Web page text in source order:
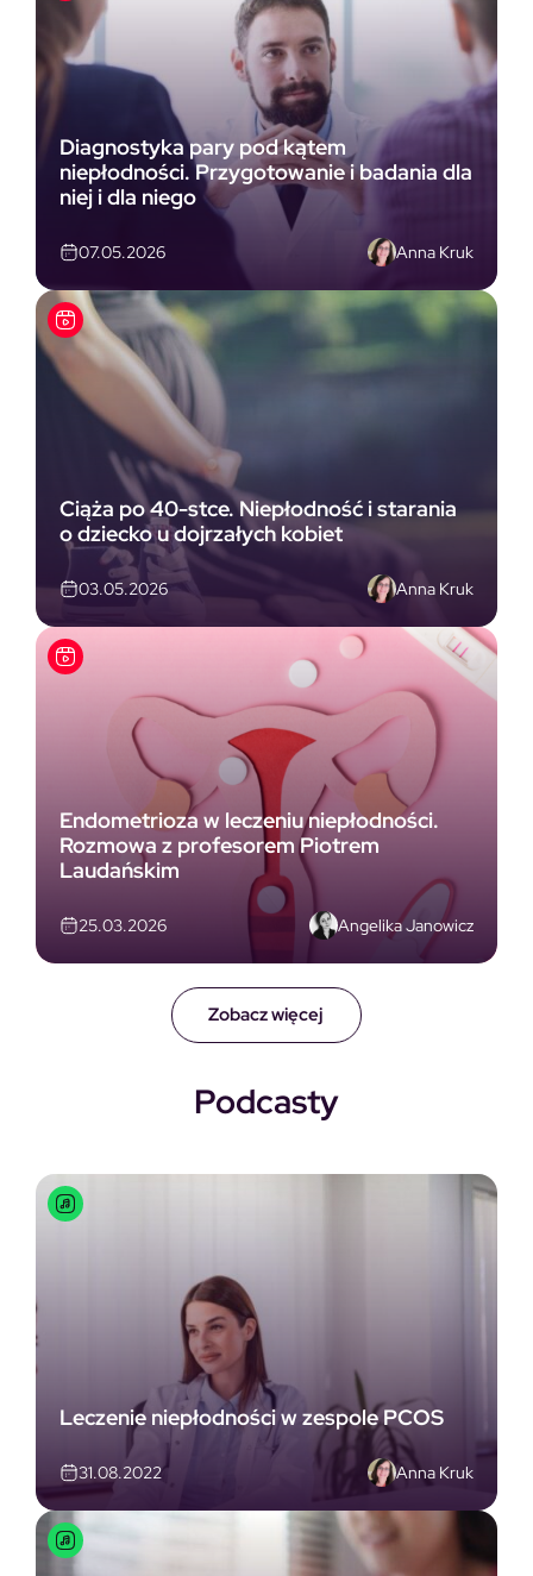
Zobacz więcej
Diagnostyka pary pod kątem
niepłodności. Przygotowanie i badania dla
niej i dla niego
07.05.2026 Anna Kruk
Ciąża po 40-stce. Niepłodność i starania
o dziecko u dojrzałych kobiet
03.05.2026 Anna Kruk
Endometrioza w leczeniu niepłodności.
Rozmowa z profesorem Piotrem
Laudańskim
25.03.2026 Angelika Janowicz
Podcasty
Leczenie niepłodności w zespole PCOS
31.08.2022 Anna Kruk